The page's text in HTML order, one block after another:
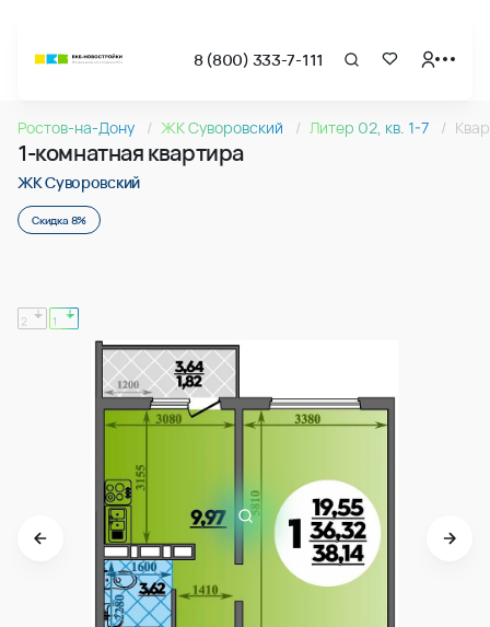
8 (800) 333-7-111
Квартира № 105 в ЖК Суворовский : подъезд 1, этаж 11,
1-комнатная квартира 38.14м2 в ЖК Суворовский, №105
1-комнатная квартира 38.14м2 в ЖК Суворовский, №105
Ростов-на-Дону ЖК Суворовский Литер 02, кв. 1-7
1-комнатная квартира
ЖК Суворовский
Скидка 8%